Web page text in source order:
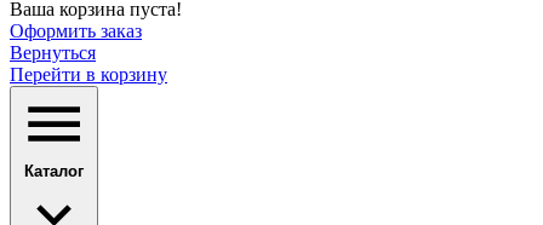
Ваша корзина пуста!
Оформить заказ
Вернуться
Перейти в корзину
Каталог